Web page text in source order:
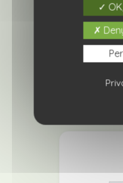
Hydrangea